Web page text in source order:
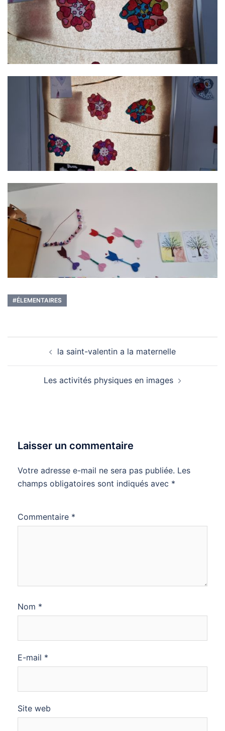
#ÉLEMENTAIRES
d’article la saint-valentin a la maternelle
Les activités physiques en images
Laisser un commentaire
Votre adresse e-mail ne sera pas publiée. Les
champs obligatoires sont indiqués avec *
Commentaire *
Nom *
E-mail *
Site web